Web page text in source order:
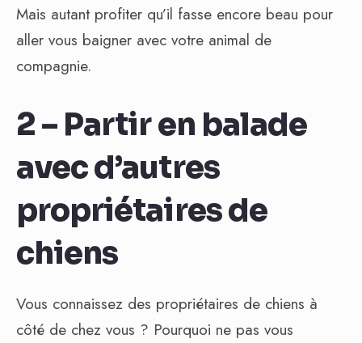
Mais autant profiter qu’il fasse encore beau pour
aller vous baigner avec votre animal de
compagnie.
2 – Partir en balade
avec d’autres
propriétaires de
chiens
Vous connaissez des propriétaires de chiens à
côté de chez vous ? Pourquoi ne pas vous